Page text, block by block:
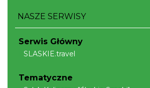
Cieszyn
NASZE SERWISY
Serwis Główny
SLASKIE.travel
Tematyczne